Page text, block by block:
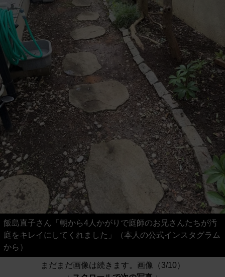
飯島直子さん「朝から4人かがりで庭師のお兄さんたちが汚
庭をキレイにしてくれました」（本人の公式インスタグラム
から）
まだまだ画像は続きます。画像（3/10）